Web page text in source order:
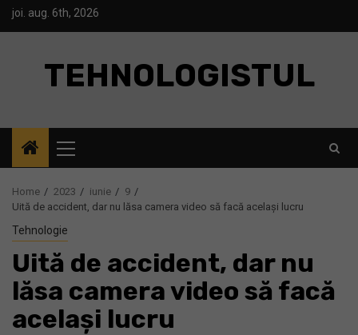
Skipjoi. aug. 6th, 2026
TEHNOLOGISTUL
Menu
Home 2023 iunie
9
Uită de accident, dar nu lăsa camera video să facă același lucru
Tehnologie
Uită de accident, dar nu
lăsa camera video să facă
același lucru